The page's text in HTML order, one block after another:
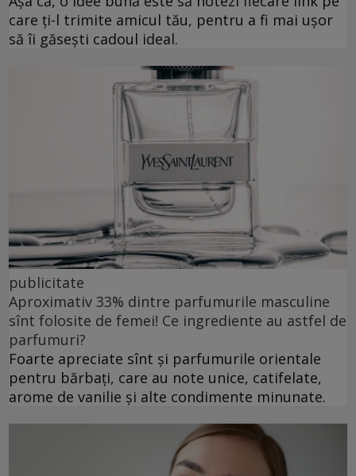
care ți-l trimite amicul tău, pentru a fi mai ușor
să îi găsești cadoul ideal.
publicitate
Aproximativ 33% dintre parfumurile masculine
sînt folosite de femei! Ce ingrediente au astfel de
parfumuri?
Foarte apreciate sînt și parfumurile orientale
pentru bărbați, care au note unice, catifelate,
arome de vanilie și alte condimente minunate.